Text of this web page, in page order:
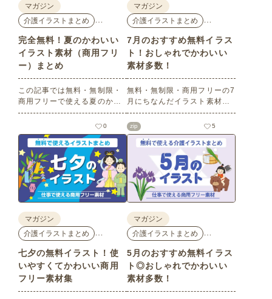
マガジン
介護イラストまとめ
完全無料！夏のかわいい
イラスト素材（商用フリ
ー）まとめ
この記事では無料・無制限・
商用フリーで使える夏のかわ
いいイラスト素材を多数ご紹
介いたします。夏の花である
ひまわりや朝顔、夏祭り、花
火、七夕など夏ならではのか
わいいイラストをご用意！ポ
スターやパンフレットなどで
使いやすいテイストなので、
ぜひご活用ください。
0
マガジン
介護イラストまとめ
7月のおすすめ無料イラス
ト！おしゃれでかわいい
素材多数！
無料・無制限・商用フリーの7
月にちなんだイラスト素材を
多数ご紹介します。どれも印
刷に適した解像度で、点数制
限なしで自由に使える素材ば
かり♪どなたでもご利用いただ
けます！ぜひご活用くださ
い。
zip 5
マガジン
介護イラストまとめ
七夕の無料イラスト！使
いやすくてかわいい商用
フリー素材集
マガジン
介護イラストまとめ
5月のおすすめ無料イラス
ト◎おしゃれでかわいい
素材多数！